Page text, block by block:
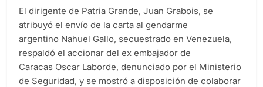
El dirigente de Patria Grande, Juan Grabois, se
atribuyó el envío de la carta al gendarme
argentino Nahuel Gallo, secuestrado en Venezuela,
respaldó el accionar del ex embajador de
Caracas Oscar Laborde, denunciado por el Ministerio
de Seguridad, y se mostró a disposición de colaborar